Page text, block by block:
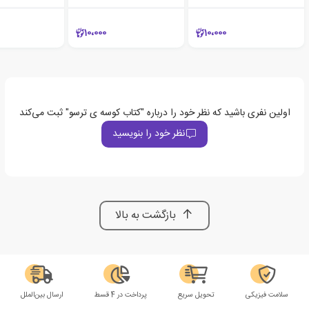
10،000 10،000
اولین نفری باشید که نظر خود را درباره "کتاب کوسه ی ترسو" ثبت می‌کند
نظر خود را بنویسید
بازگشت به بالا
سلامت فیزیکی تحویل سریع پرداخت در 4 قسط ارسال بین‌الملل